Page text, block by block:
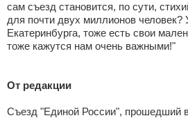
сам съезд становится, по сути,
для почти двух миллионов человек?
Екатеринбурга, тоже есть свои
тоже кажутся нам очень важными!"
От редакции
Съезд "Единой России", прошедший в